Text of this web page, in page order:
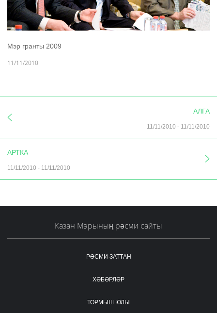
Мэр гранты 2009
11/11/2010
АЛГА
11/11/2010 - 11/11/2010
АРТКА
11/11/2010 - 11/11/2010
Казан Мэрының рәсми сайты
РӘСМИ ЗАТТАН
ХӘБӘРЛӘР
ТОРМЫШ ЮЛЫ